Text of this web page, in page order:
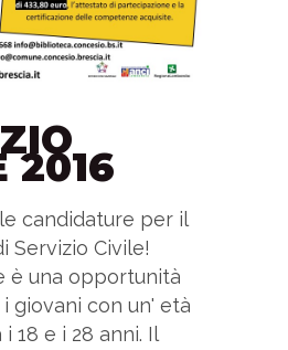
2016
candidature per il
Servizio Civile!
è una opportunità
giovani con un' età
18 e i 28 anni. Il